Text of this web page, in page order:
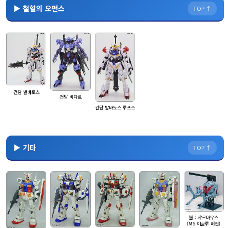
▶ 철혈의 오펀스 TOP ↑
건담 발바토스
건담 비다르
건담 발바토스 루프스
▶ 기타 TOP ↑
볼 : 샤크마우스
(MS 이글루 버전)